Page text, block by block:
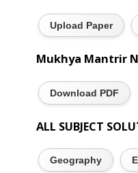
Upload Paper
Mukhya Mantrir
Download PDF
ALL SUBJECT
Geography